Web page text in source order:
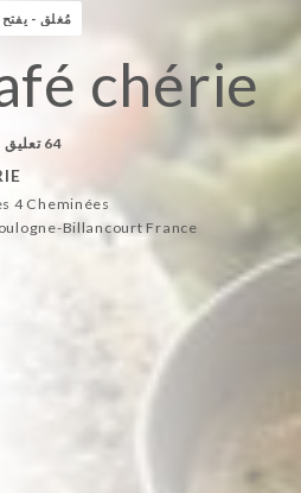
مُغلق - يفتح
chérie
64 تعليق
4 Cheminées
Billancourt France